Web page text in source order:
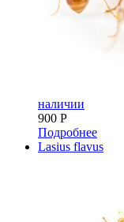
наличии
900 Р
Подробнее
Lasius flavus